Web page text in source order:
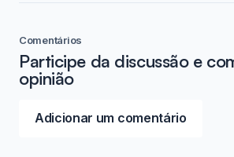
Comentários
Participe da discussão e
opinião
Adicionar um comentário